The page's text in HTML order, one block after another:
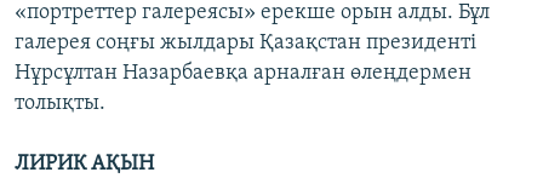
«портреттер галереясы» ерекше орын алды. Бұл
галерея соңғы жылдары Қазақстан президенті
Нұрсұлтан Назарбаевқа арналған өлеңдермен
толықты.
ЛИРИК АҚЫН